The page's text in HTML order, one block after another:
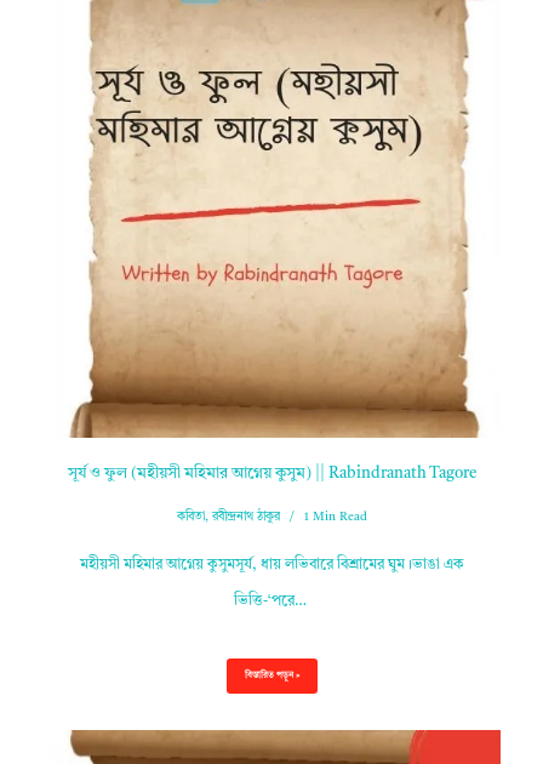
সূর্য ও ফুল (মহীয়সী মহিমার আগ্নেয় কুসুম) || Rabindranath Tagore
কবিতা,রবীন্দ্রনাথ ঠাকুর 1 Min Read
মহীয়সী মহিমার আগ্নেয় কুসুমসূর্য, ধায় লভিবারে বিশ্রামের ঘুম।ভাঙা এক
ভিত্তি-‘পরে…
বিস্তারিত পড়ুন »